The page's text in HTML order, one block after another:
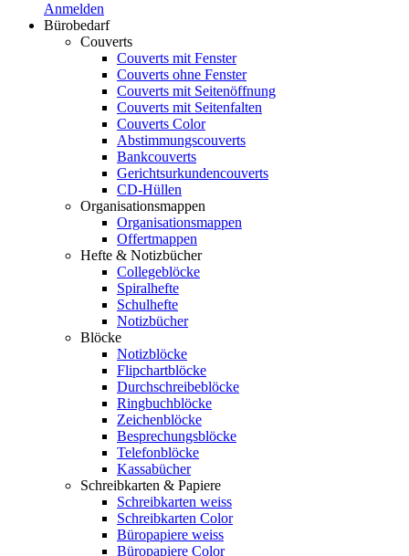
Anmelden
Bürobedarf
Couverts
Couverts mit Fenster
Couverts ohne Fenster
Couverts mit Seitenöffnung
Couverts mit Seitenfalten
Couverts Color
Abstimmungscouverts
Bankcouverts
Gerichtsurkundencouverts
CD-Hüllen
Organisationsmappen
Organisationsmappen
Offertmappen
Hefte & Notizbücher
Collegeblöcke
Spiralhefte
Schulhefte
Notizbücher
Blöcke
Notizblöcke
Flipchartblöcke
Durchschreibeblöcke
Ringbuchblöcke
Zeichenblöcke
Besprechungsblöcke
Telefonblöcke
Kassabücher
Schreibkarten & Papiere
Schreibkarten weiss
Schreibkarten Color
Büropapiere weiss
Büropapiere Color